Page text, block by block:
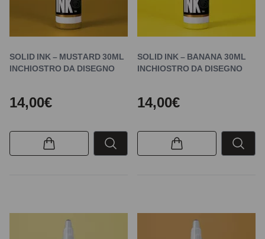
SOLID INK – MUSTARD 30ML
INCHIOSTRO DA DISEGNO
14,00€
SOLID INK – BANANA 30ML
INCHIOSTRO DA DISEGNO
14,00€